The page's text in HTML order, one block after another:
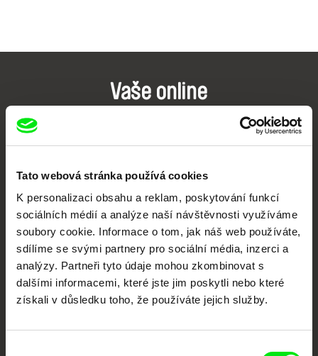
Tato webová stránka používá cookies
K personalizaci obsahu a reklam, poskytování funkcí
sociálních médií a analýze naší návštěvnosti využíváme
soubory cookie. Informace o tom, jak náš web používáte,
sdílíme se svými partnery pro sociální média, inzerci a
analýzy. Partneři tyto údaje mohou zkombinovat s
dalšími informacemi, které jste jim poskytli nebo které
získali v důsledku toho, že používáte jejich služby.
Vaše online
Nové festivalové filmy
každý týden
Portál DAFilms.cz je výsledkem tvůrčí spolupráce 7 klíčových evropských
festivalů dokumentárního filmu sdružených do Doc Alliance. Naším cílem je
posouvat hranice dokumentárního filmu, propagovat jeho rozmanitost a
podporovat kvalitní autorské filmy.
Členové Doc Alliance